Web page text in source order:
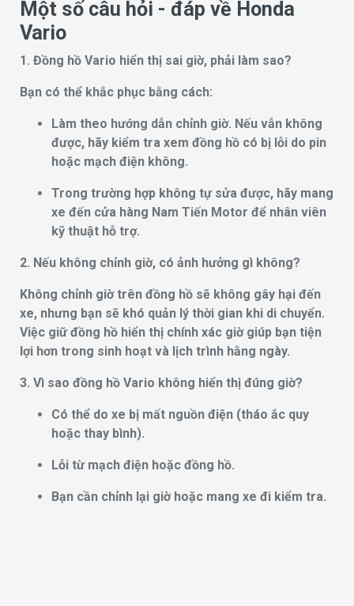
Một số câu hỏi - đáp về Honda
Vario
1. Đồng hồ Vario hiển thị sai giờ, phải làm sao?
Bạn có thể khắc phục bằng cách:
Làm theo hướng dẫn chỉnh giờ. Nếu vẫn không
được, hãy kiểm tra xem đồng hồ có bị lỗi do pin
hoặc mạch điện không.
Trong trường hợp không tự sửa được, hãy mang
xe đến cửa hàng Nam Tiến Motor để nhân viên
kỹ thuật hỗ trợ.
2. Nếu không chỉnh giờ, có ảnh hưởng gì không?
Không chỉnh giờ trên đồng hồ sẽ không gây hại đến
xe, nhưng bạn sẽ khó quản lý thời gian khi di chuyển.
Việc giữ đồng hồ hiển thị chính xác giờ giúp bạn tiện
lợi hơn trong sinh hoạt và lịch trình hằng ngày.
3. Vì sao đồng hồ Vario không hiển thị đúng giờ?
Có thể do xe bị mất nguồn điện (tháo ắc quy
hoặc thay bình).
Lỗi từ mạch điện hoặc đồng hồ.
Bạn cần chỉnh lại giờ hoặc mang xe đi kiểm tra.